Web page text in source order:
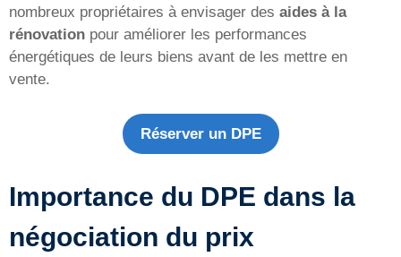
nombreux propriétaires à envisager des aides à la
rénovation pour améliorer les performances
énergétiques de leurs biens avant de les mettre en
vente.
Réserver un DPE
Importance du DPE dans la
négociation du prix